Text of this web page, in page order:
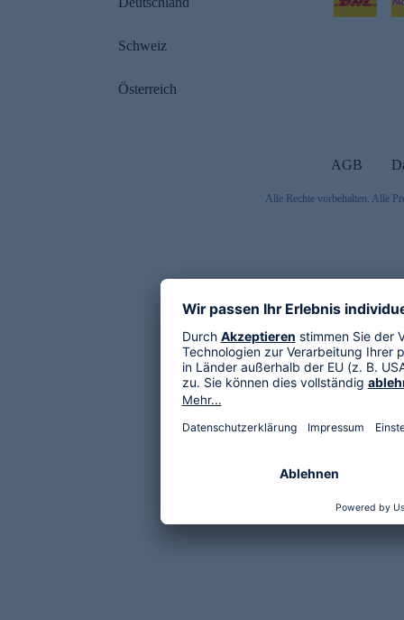
Schweiz
Österreich
AGB
Alle Rechte vorbehalten. Alle